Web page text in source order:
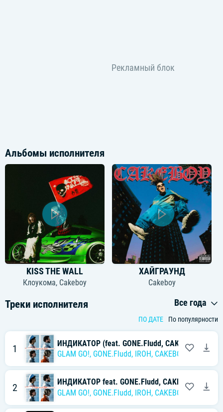
Альбомы исполнителя
KISS THE WALL
Клоукома, Cakeboy
ХАЙГРАУНД
Cakeboy
Треки исполнителя Все года
ПО ДАТЕ По популярности
1
ИНДИКАТОР (feat. GONE.Fludd, CAKEBOY, IROH,
GLAM GO!, GONE.Fludd, IROH, CAKEBOY ,Flipper
2
ИНДИКАТОР feat. GONE.Fludd, CAKEBOY, IROH,
GLAM GO!, GONE.Fludd, IROH, CAKEBOY ,Flipper